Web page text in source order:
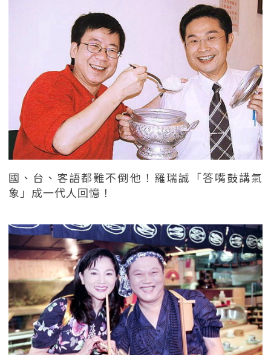
國、台、客語都難不倒他！羅瑞誠「答嘴鼓講氣
象」成一代人回憶！